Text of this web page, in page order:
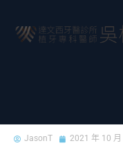
JasonT 2021 年 10 月